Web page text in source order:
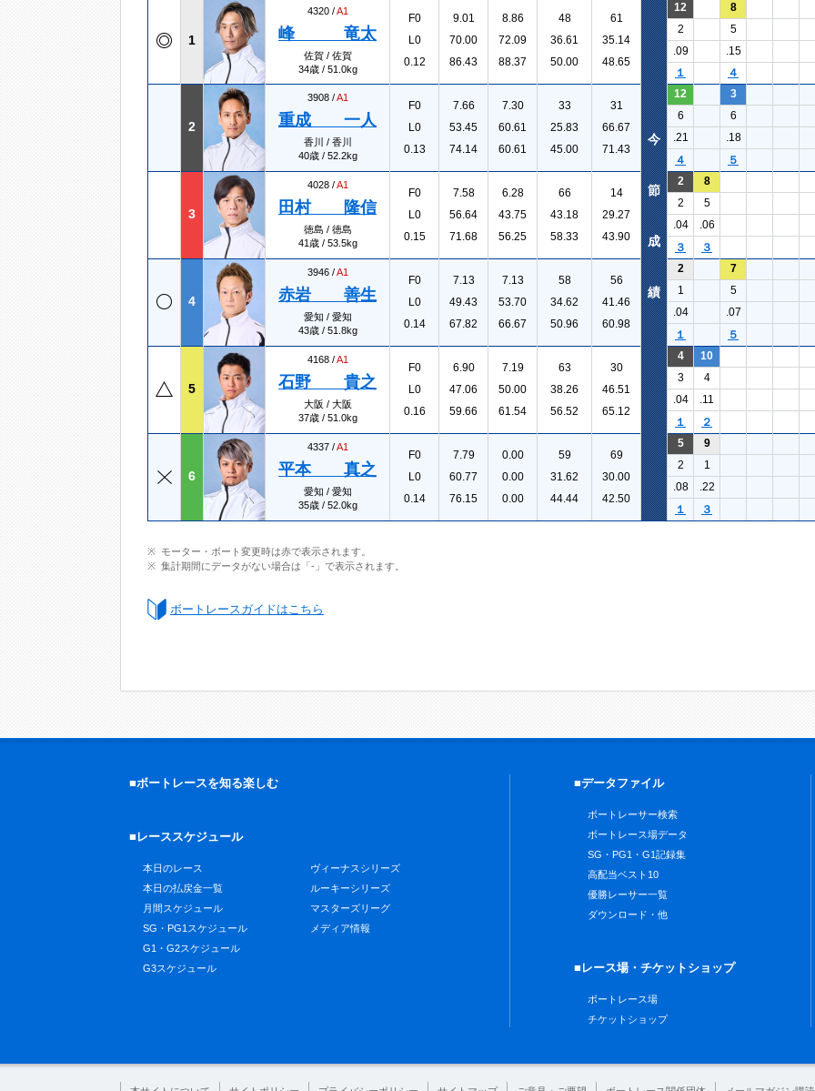
1
4320 /A1
峰 竜太
佐賀 / 佐賀
34歳 / 51.0kg
F0
L0
0.12
9.01
70.00
86.43
8.86
72.09
88.37
48
36.61
50.00
61
35.14
48.65
12
8
2
5
.09
.15
１
４
2
3908 /A1
重成 一人
香川 / 香川
40歳 / 52.2kg
F0
L0
0.13
7.66
53.45
74.14
7.30
60.61
60.61
33
25.83
45.00
31
66.67
71.43
12
3
6
6
.21
.18
４
５
3
4028 /A1
田村 隆信
徳島 / 徳島
41歳 / 53.5kg
F0
L0
0.15
7.58
56.64
71.68
6.28
43.75
56.25
66
43.18
58.33
14
29.27
43.90
2
8
2
5
.04
.06
３
３
4
3946 /A1
赤岩 善生
愛知 / 愛知
43歳 / 51.8kg
F0
L0
0.14
7.13
49.43
67.82
7.13
53.70
66.67
58
34.62
50.96
56
41.46
60.98
2
7
1
5
.04
.07
１
５
5
4168 /A1
石野 貴之
大阪 / 大阪
37歳 / 51.0kg
F0
L0
0.16
6.90
47.06
59.66
7.19
50.00
61.54
63
38.26
56.52
30
46.51
65.12
4
10
3
4
.04
.11
１
２
6
4337 /A1
平本 真之
愛知 / 愛知
35歳 / 52.0kg
F0
L0
0.14
7.79
60.77
76.15
0.00
0.00
0.00
59
31.62
44.44
69
30.00
42.50
5
9
2
1
.08
.22
１
３
今
節
成
績
モーター・ボート変更時は赤で表示されます。
集計期間にデータがない場合は「-」で表示されます。
ボートレースガイドはこちら
■ボートレースを知る楽しむ
■レーススケジュール
本日のレース
本日の払戻金一覧
月間スケジュール
SG・PG1スケジュール
G1・G2スケジュール
G3スケジュール
ヴィーナスシリーズ
ルーキーシリーズ
マスターズリーグ
メディア情報
■データファイル
ボートレーサー検索
ボートレース場データ
SG・PG1・G1記録集
高配当ベスト10
優勝レーサー一覧
ダウンロード・他
■レース場・チケットショップ
ボートレース場
チケットショップ